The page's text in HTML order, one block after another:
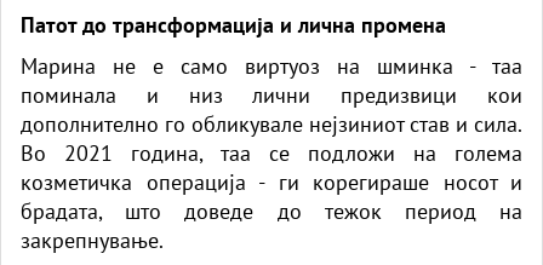
Патот до трансформација и лична промена
Марина не е само виртуоз на шминка - таа
поминала и низ лични предизвици кои
дополнително го обликувале нејзиниот став и сила.
Во 2021 година, таа се подложи на голема
козметичка операција - ги корегираше носот и
брадата, што доведе до тежок период на
закрепнување.